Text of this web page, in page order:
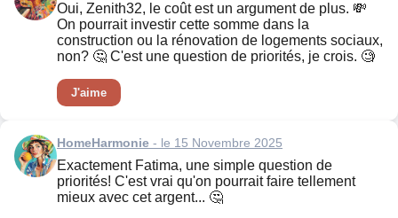
Oui, Zenith32, le coût est un argument de plus. 💸
On pourrait investir cette somme dans la
construction ou la rénovation de logements sociaux,
non? 🤔 C'est une question de priorités, je crois. 🧐
J'aime
HomeHarmonie - le 15 Novembre 2025
Exactement Fatima, une simple question de
priorités! C'est vrai qu'on pourrait faire tellement
mieux avec cet argent... 🤔